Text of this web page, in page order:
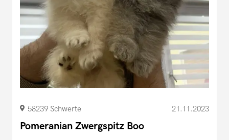
58239 Schwerte 21.11.2023
Pomeranian Zwergspitz Boo